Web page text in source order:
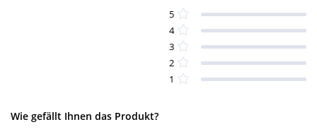
5
4
3
2
1
Wie gefällt Ihnen das Produkt?